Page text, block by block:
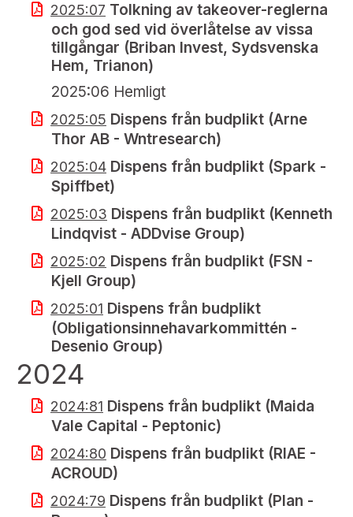
2025:07 Tolkning av takeover-reglerna
och god sed vid överlåtelse av vissa
tillgångar (Briban Invest, Sydsvenska
Hem, Trianon)
2025:06 Hemligt
2025:05 Dispens från budplikt (Arne
Thor AB - Wntresearch)
2025:04 Dispens från budplikt (Spark -
Spiffbet)
2025:03 Dispens från budplikt (Kenneth
Lindqvist - ADDvise Group)
2025:02 Dispens från budplikt (FSN -
Kjell Group)
2025:01 Dispens från budplikt
(Obligationsinnehavarkommittén -
Desenio Group)
2024
2024:81 Dispens från budplikt (Maida
Vale Capital - Peptonic)
2024:80 Dispens från budplikt (RIAE -
ACROUD)
2024:79 Dispens från budplikt (Plan -